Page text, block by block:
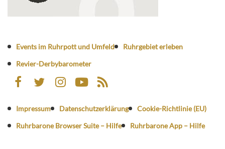
Events im Ruhrpott und Umfeld
Ruhrgebiet erleben
Revier-Derbybarometer
Impressum Datenschutzerklärung
Cookie-Richtlinie (EU)
Ruhrbarone Browser Suite – Hilfe
Ruhrbarone App – Hilfe